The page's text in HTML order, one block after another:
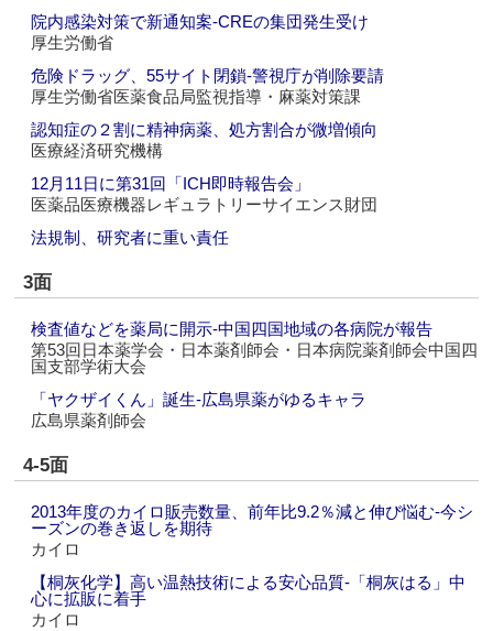
院内感染対策で新通知案‐CREの集団発生受け
厚生労働省
危険ドラッグ、55サイト閉鎖‐警視庁が削除要請
厚生労働省医薬食品局監視指導・麻薬対策課
認知症の２割に精神病薬、処方割合が微増傾向
医療経済研究機構
12月11日に第31回「ICH即時報告会」
医薬品医療機器レギュラトリーサイエンス財団
法規制、研究者に重い責任
3面
検査値などを薬局に開示‐中国四国地域の各病院が報告
第53回日本薬学会・日本薬剤師会・日本病院薬剤師会中国四
国支部学術大会
「ヤクザイくん」誕生‐広島県薬がゆるキャラ
広島県薬剤師会
4-5面
2013年度のカイロ販売数量、前年比9.2％減と伸び悩む‐今シ
ーズンの巻き返しを期待
カイロ
【桐灰化学】高い温熱技術による安心品質‐「桐灰はる」中
心に拡販に着手
カイロ